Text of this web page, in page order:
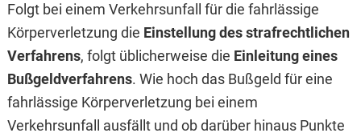
Folgt bei einem Verkehrsunfall für die fahrlässige
Körperverletzung die Einstellung des strafrechtlichen
Verfahrens, folgt üblicherweise die Einleitung eines
Bußgeldverfahrens. Wie hoch das Bußgeld für eine
fahrlässige Körperverletzung bei einem
Verkehrsunfall ausfällt und ob darüber hinaus Punkte